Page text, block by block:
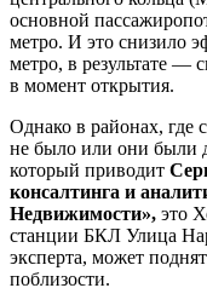
основной
метро. И это снизило
метро, в результате —
в момент открытия.
Однако в районах, где
не было или они были
который приводит
консалтинга и
Недвижимости», это
станции БКЛ Улица
эксперта, может
поблизости.